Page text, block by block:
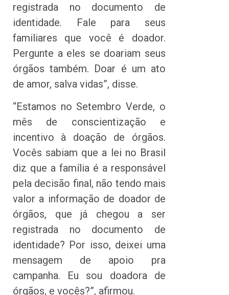
registrada no documento de
identidade. Fale para seus
familiares que você é doador.
Pergunte a eles se doariam seus
órgãos também. Doar é um ato
de amor, salva vidas”, disse.
“Estamos no Setembro Verde, o
mês de conscientização e
incentivo à doação de órgãos.
Vocês sabiam que a lei no Brasil
diz que a família é a responsável
pela decisão final, não tendo mais
valor a informação de doador de
órgãos, que já chegou a ser
registrada no documento de
identidade? Por isso, deixei uma
mensagem de apoio pra
campanha. Eu sou doadora de
órgãos, e vocês?”, afirmou.